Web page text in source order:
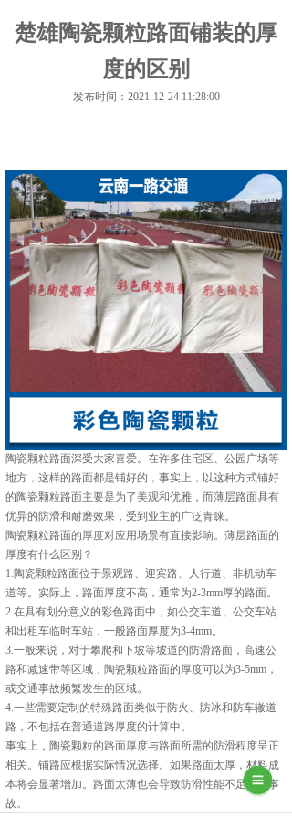
楚雄陶瓷颗粒路面铺装的厚
度的区别
发布时间：2021-12-24 11:28:00
陶瓷颗粒路面深受大家喜爱。在许多住宅区、公园广场等
地方，这样的路面都是铺好的，事实上，以这种方式铺好
的陶瓷颗粒路面主要是为了美观和优雅，而薄层路面具有
优异的防滑和耐磨效果，受到业主的广泛青睐。
陶瓷颗粒路面的厚度对应用场景有直接影响。薄层路面的
厚度有什么区别？
1.陶瓷颗粒路面位于景观路、迎宾路、人行道、非机动车
道等。实际上，路面厚度不高，通常为2-3mm厚的路面。
2.在具有划分意义的彩色路面中，如公交车道、公交车站
和出租车临时车站，一般路面厚度为3-4mm。
3.一般来说，对于攀爬和下坡等坡道的防滑路面，高速公
路和减速带等区域，陶瓷颗粒路面的厚度可以为3-5mm，
或交通事故频繁发生的区域。
4.一些需要定制的特殊路面类似于防火、防冰和防车辙道
路，不包括在普通道路厚度的计算中。
事实上，陶瓷颗粒的路面厚度与路面所需的防滑程度呈正
相关。铺路应根据实际情况选择。如果路面太厚，材料成
本将会显著增加。路面太薄也会导致防滑性能不足导致事
故。